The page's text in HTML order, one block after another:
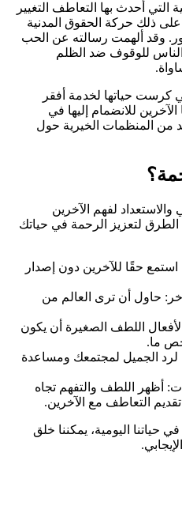
التي أحدث بها التعاطف التغيير
على ذلك حركة الحقوق المدنية
وقد ألهمت رسالته عن الحب
الناس للوقوف ضد الظلم
كرست حياتها لخدمة أفقر
الآخرين للانضمام إليها في
من المنظمات الخيرية حول
والاستعداد لفهم الآخرين
لتعزيز الرحمة في حياتك
حقًا للآخرين دون إصدار
حاول أن ترى العالم من
اللطف الصغيرة أن يكون
ما.
الجميل لمجتمعك ومساعدة
أظهر اللطف والتفهم تجاه
التعاطف مع الآخرين.
اليومية، يمكننا خلق